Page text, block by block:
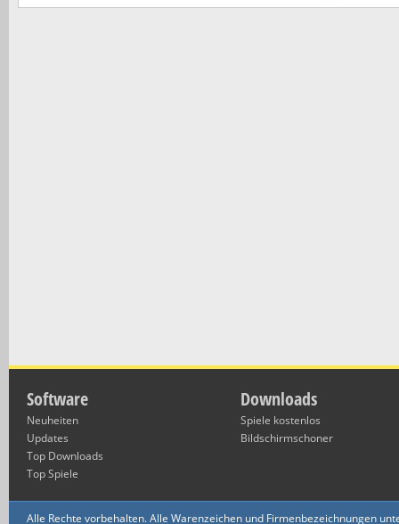
Software
Neuheiten
Updates
Top Downloads
Top Spiele
Downloads
Spiele kostenlos
Bildschirmschoner
Alle Rechte vorbehalten. Alle Warenzeichen und Firmenbezeichnungen